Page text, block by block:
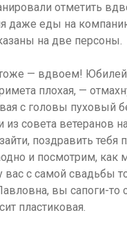
отметить
даже еды на
на две персоны.
— вдвоем!
плохая, —
с головы пуховый
из совета ветеранов
поздравить тебя
и посмотрим, как
вас с самой свадьбы
вы сапоги-то
пластиковая.